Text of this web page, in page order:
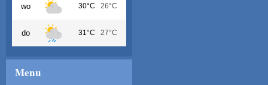
wo 30°C 26°C
do 31°C 27°C
Menu